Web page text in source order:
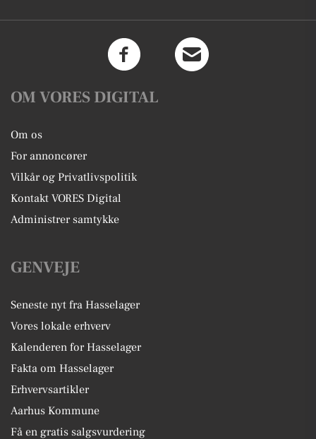
OM VORES DIGITAL
Om os
For annoncører
Vilkår og Privatlivspolitik
Kontakt VORES Digital
Administrer samtykke
GENVEJE
Seneste nyt fra Hasselager
Vores lokale erhverv
Kalenderen for Hasselager
Fakta om Hasselager
Erhvervsartikler
Aarhus Kommune
Få en gratis salgsvurdering